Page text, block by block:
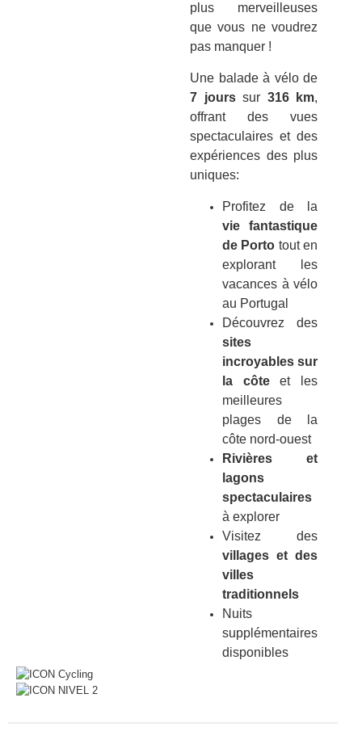
plus merveilleuses
que vous ne voudrez
pas manquer !
Une balade à vélo de
7 jourssur 316 km,
offrant des vues
spectaculaires et des
expériences des plus
uniques:
Profitez de la
vie fantastique
de Porto tout en
explorant les
vacances à vélo
au Portugal
Découvrez des
sites
incroyables sur
la côteet les
meilleures
plages de la
côte nord-ouest
Rivières et
lagons
spectaculaires
à explorer
Visitez des
villages et des
villes
traditionnels
Nuits
supplémentaires
disponibles